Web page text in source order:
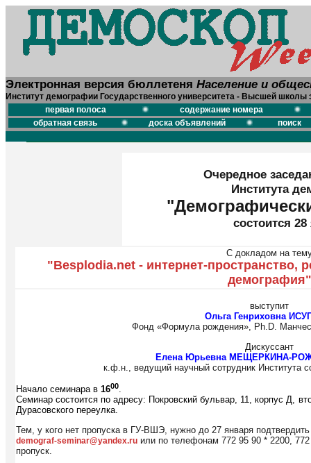
Электронная версия бюллетеня Население и
Институт демографии Государственного университета - Высшей школы
первая полоса
содержание номера
обратная связь
доска объявлений поиск
Очередное
Института
состоится
С докладом на
"Besplodia.net - интернет-пространство,
демография"
выступит
Ольга Генриховна
Фонд «Формула рождения», Ph.D.
Дискуссант
Елена Юрьевна МЕЩЕРКИНА-
к.ф.н., ведущий научный сотрудник Института
Начало семинара в 1600.
Семинар состоится по адресу: Покровский бульвар, 11, корпус Д,
Дурасовского переулка.
Тем, у кого нет пропуска в ГУ-ВШЭ, нужно до 27 января подтвердить
demograf-seminar@yandex.ruили по телефонам 772 95 90 * 2200,
пропуск.